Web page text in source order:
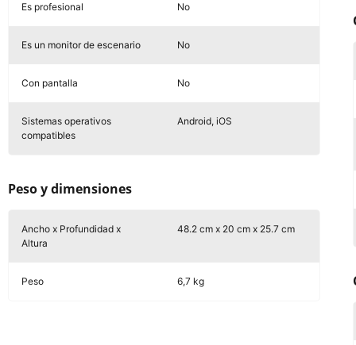
Es profesional No
Es un monitor de escenario No
Con pantalla No
Sistemas operativos
compatibles
Android, iOS
Peso y dimensiones
Ancho x Profundidad x
Altura
48.2 cm x 20 cm x 25.7 cm
Peso 6,7 kg